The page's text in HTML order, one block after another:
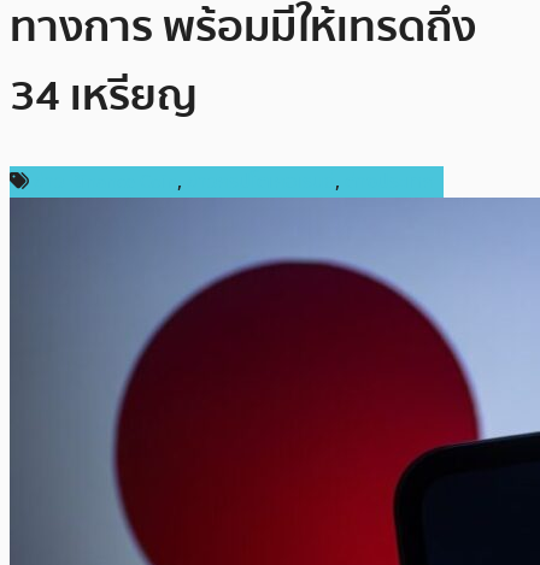
ทางการ พร้อมมีให้เทรดถึง
34 เหรียญ
, ,